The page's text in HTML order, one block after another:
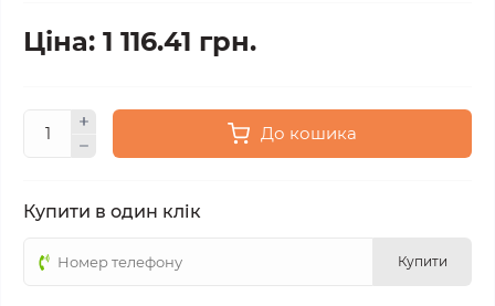
Ціна: 1 116.41 грн.
До кошика
Купити в один клік
Купити